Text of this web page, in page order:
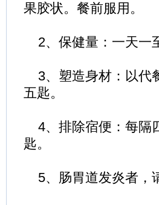
果胶状。餐前服用。
2、保健量：一天一
3、塑造身材：以代
五匙。
4、排除宿便：每隔
匙。
5、肠胃道发炎者，